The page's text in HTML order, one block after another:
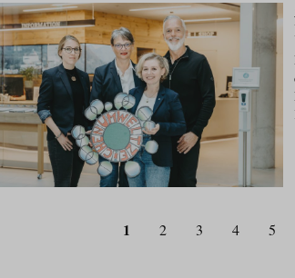
1 2 3 4 5